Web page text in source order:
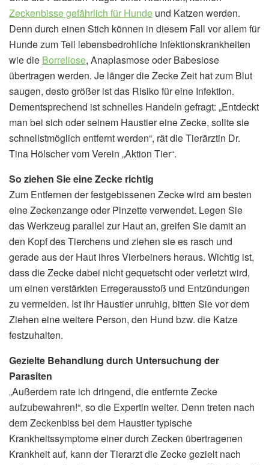
Zeckenbisse gefährlich für Hunde und Katzen werden.
Denn durch einen Stich können in diesem Fall vor allem für
Hunde zum Teil lebensbedrohliche Infektionskrankheiten
wie die Borreliose, Anaplasmose oder Babesiose
übertragen werden. Je länger die Zecke Zeit hat zum Blut
saugen, desto größer ist das Risiko für eine Infektion.
Dementsprechend ist schnelles Handeln gefragt: „Entdeckt
man bei sich oder seinem Haustier eine Zecke, sollte sie
schnellstmöglich entfernt werden“, rät die Tierärztin Dr.
Tina Hölscher vom Verein „Aktion Tier“.
So ziehen Sie eine Zecke richtig
Zum Entfernen der festgebissenen Zecke wird am besten
eine Zeckenzange oder Pinzette verwendet. Legen Sie
das Werkzeug parallel zur Haut an, greifen Sie damit an
den Kopf des Tierchens und ziehen sie es rasch und
gerade aus der Haut ihres Vierbeiners heraus. Wichtig ist,
dass die Zecke dabei nicht gequetscht oder verletzt wird,
um einen verstärkten Erregerausstoß und Entzündungen
zu vermeiden. Ist ihr Haustier unruhig, bitten Sie vor dem
Ziehen eine weitere Person, den Hund bzw. die Katze
festzuhalten.
Gezielte Behandlung durch Untersuchung der
Parasiten
„Außerdem rate ich dringend, die entfernte Zecke
aufzubewahren!“, so die Expertin weiter. Denn treten nach
dem Zeckenbiss bei dem Haustier typische
Krankheitssymptome einer durch Zecken übertragenen
Krankheit auf, kann der Tierarzt die Zecke gezielt nach